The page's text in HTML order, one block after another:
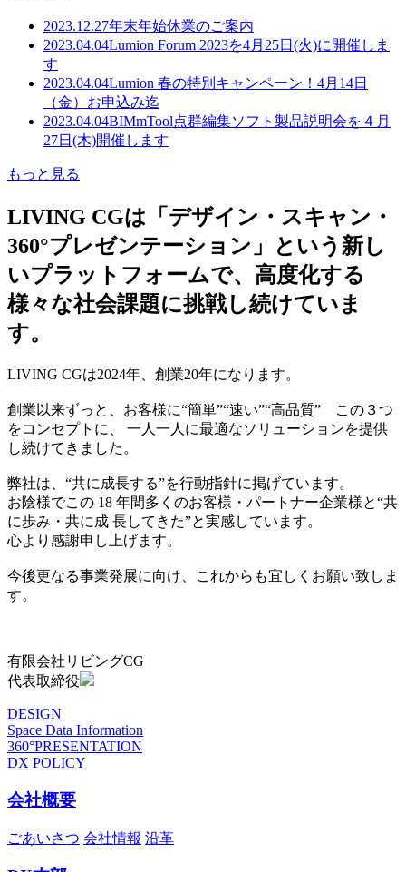
2023.12.27年末年始休業のご案内
2023.04.04Lumion Forum 2023を4月25日(火)に開催しま
す
2023.04.04Lumion 春の特別キャンペーン！4月14日
（金）お申込み迄
2023.04.04BIMmTool点群編集ソフト製品説明会を４月
27日(木)開催します
もっと見る
LIVING CGは「デザイン・スキャン・
360°プレゼンテーション」という新し
いプラットフォームで、高度化する
様々な社会課題に挑戦し続けていま
す。
LIVING CGは2024年、創業20年になります。
創業以来ずっと、お客様に“簡単”“速い”“高品質” この３つ
をコンセプトに、 一人一人に最適なソリューションを提供
し続けてきました。
弊社は、“共に成長する”を行動指針に掲げています。
お陰様でこの 18 年間多くのお客様・パートナー企業様と“共
に歩み・共に成 長してきた”と実感しています。
心より感謝申し上げます。
今後更なる事業発展に向け、これからも宜しくお願い致しま
す。
有限会社リビングCG
代表取締役
DESIGN
Space Data Information
360°PRESENTATION
DX POLICY
会社概要
ごあいさつ 会社情報 沿革